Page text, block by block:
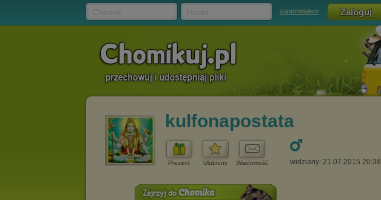
zapomniałem
kulfonapostata
Prezent Ulubiony Wiadomość
.
widziany: 21.07.2015 20:38